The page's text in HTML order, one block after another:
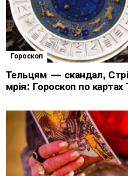
Гороскоп
Тельцям — скандал,
мрія: Гороскоп по